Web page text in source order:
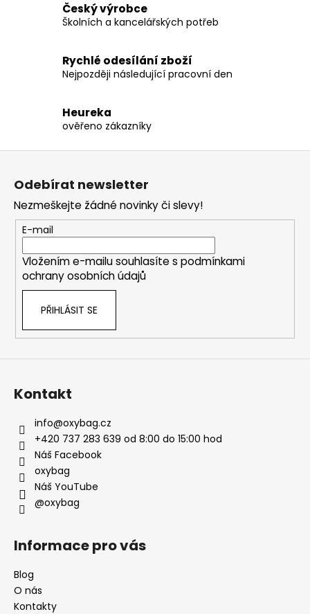
Český výrobce
Školních a kancelářských potřeb
Rychlé odesílání zboží
Nejpozději následující pracovní den
Heureka
ověřeno zákazníky
Odebírat newsletter
Nezmeškejte žádné novinky či slevy!
E-mail
Vložením e-mailu souhlasíte s podmínkami
ochrany osobních údajů
PŘIHLÁSIT SE
Kontakt
info@oxybag.cz
+420 737 283 639 od 8:00 do 15:00 hod
Náš Facebook
oxybag
Náš YouTube
@oxybag
Informace pro vás
Blog
O nás
Kontakty